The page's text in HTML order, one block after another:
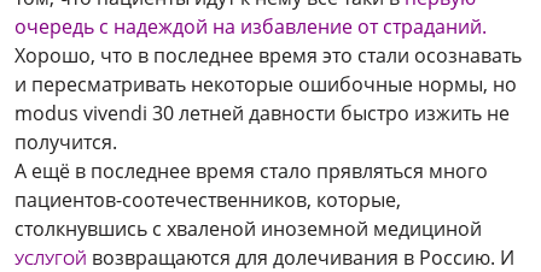
очередь с надеждой на избавление от страданий.
Хорошо, что в последнее время это стали осознавать
и пересматривать некоторые ошибочные нормы, но
modus vivendi 30 летней давности быстро изжить не
получится.
А ещё в последнее время стало прявляться много
пациентов-соотечественников, которые,
столкнувшись с хваленой иноземной медициной
УСЛУГОЙ возвращаются для долечивания в Россию. И